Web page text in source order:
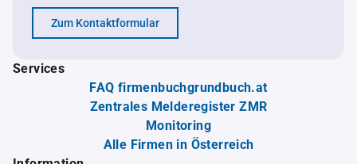
Zum Kontaktformular
Services
FAQ firmenbuchgrundbuch.at
Zentrales Melderegister ZMR
Monitoring
Alle Firmen in Österreich